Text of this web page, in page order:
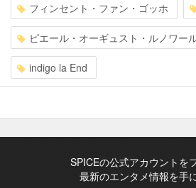
フィンセント・ファン・ゴッホ
ピエール・オーギュスト・ルノワー
indigo la End
SPICEの公式アカウントを
最新のエンタメ情報を手